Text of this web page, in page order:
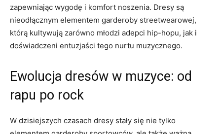
zapewniając ⁢wygodę⁣ i komfort ⁣noszenia. Dresy ​są
nieodłącznym elementem garderoby ⁣streetwearowej,
którą⁣ kultywują zarówno młodzi​ adepci hip-hopu, ​jak i
doświadczeni entuzjaści tego‌ nurtu muzycznego.
Ewolucja dresów​ w muzyce: ⁤od⁤
rapu po rock
W dzisiejszych czasach dresy stały się nie tylko